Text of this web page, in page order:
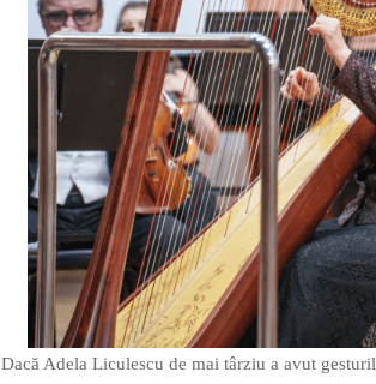
Dacă Adela Liculescu de mai târziu a avut